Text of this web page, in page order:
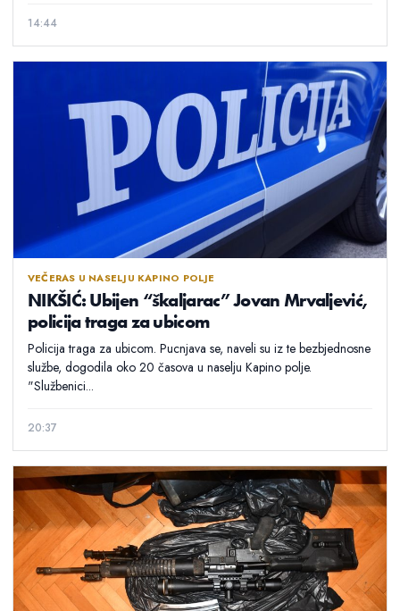
14:44
VEČERAS U NASELJU KAPINO POLJE
NIKŠIĆ: Ubijen “škaljarac” Jovan Mrvaljević,
policija traga za ubicom
Policija traga za ubicom. Pucnjava se, naveli su iz te bezbjednosne
službe, dogodila oko 20 časova u naselju Kapino polje.
"Službenici...
20:37